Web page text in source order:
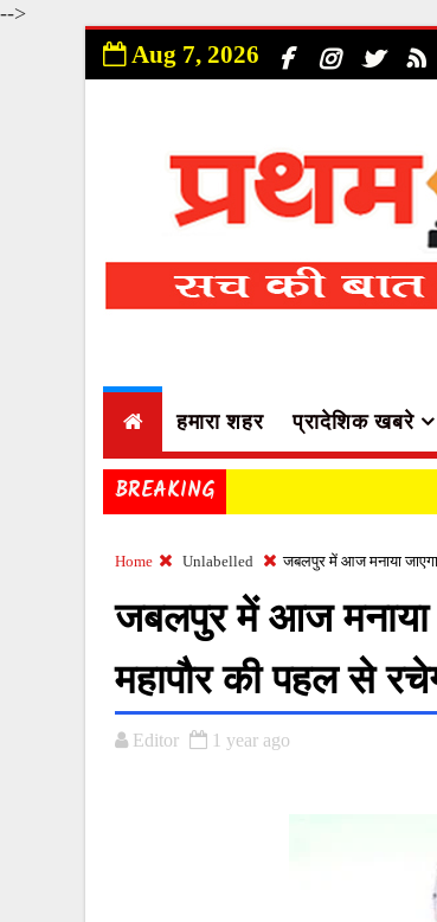
-->
Aug 7, 2026
हमारा शहर प्रादेशिक खबरे
BREAKING
Home Unlabelled जबलपुर में आज मनाया जाएगा
जबलपुर में आज मनाया
महापौर की पहल से
Editor 1 year ago